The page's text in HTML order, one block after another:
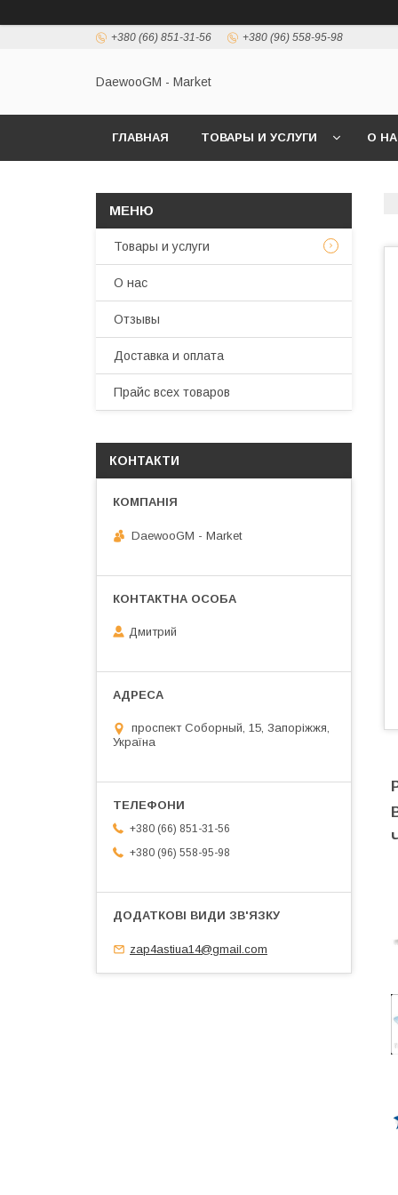
+380 (66) 851-31-56 +380 (96) 558-95-98
DaewooGM - Market
ГЛАВНАЯ ТОВАРЫ И УСЛУГИ О
Товары и услуги
О нас
Отзывы
Доставка и оплата
Прайс всех товаров
КОНТАКТИ
DaewooGM - Market
Дмитрий
проспект Соборный, 15, Запоріжжя,
Україна
+380 (66) 851-31-56
+380 (96) 558-95-98
zap4astiua14@gmail.com